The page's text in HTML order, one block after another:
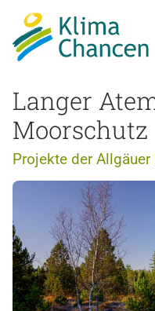
Langer
Moorschutz
Projekte der